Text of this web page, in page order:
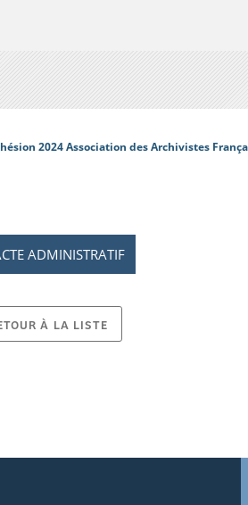
2024 Association des Archivistes
ADMINISTRATIF
À LA LISTE